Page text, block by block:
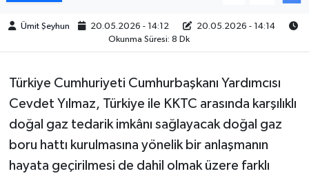
Ümit Şeyhun 20.05.2026 - 14:12
20.05.2026 - 14:14
Okunma Süresi: 8 Dk
Türkiye Cumhuriyeti Cumhurbaşkanı Yardımcısı
Cevdet Yılmaz, Türkiye ile KKTC arasında karşılıklı
doğal gaz tedarik imkânı sağlayacak doğal gaz
boru hattı kurulmasına yönelik bir anlaşmanın
hayata geçirilmesi de dahil olmak üzere farklı